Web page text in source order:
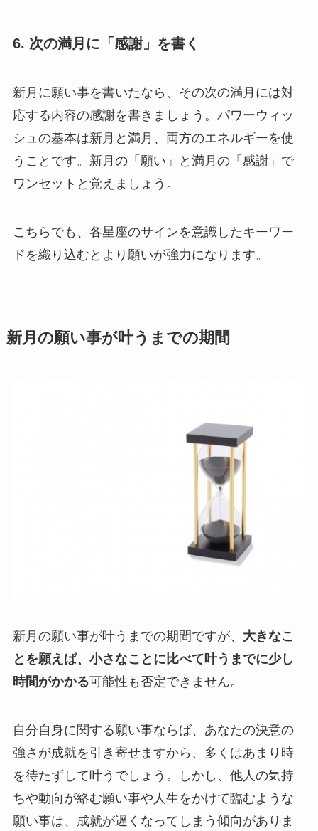
6. 次の満月に「感謝」を書く
新月に願い事を書いたなら、その次の満月には対
応する内容の感謝を書きましょう。パワーウィッ
シュの基本は新月と満月、両方のエネルギーを使
うことです。新月の「願い」と満月の「感謝」で
ワンセットと覚えましょう。
こちらでも、各星座のサインを意識したキーワー
ドを織り込むとより願いが強力になります。
新月の願い事が叶うまでの期間
新月の願い事が叶うまでの期間ですが、 大きなこ
とを願えば、小さなことに比べて叶うまでに少し
時間がかかる可能性も否定できません。
自分自身に関する願い事ならば、あなたの決意の
強さが成就を引き寄せますから、多くはあまり時
を待たずして叶うでしょう。しかし、他人の気持
ちや動向が絡む願い事や人生をかけて臨むような
願い事は、成就が遅くなってしまう傾向がありま